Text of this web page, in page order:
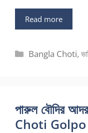
Read more
Categories
Bangla Choti,
পারুল বৌদির
Choti Golpo